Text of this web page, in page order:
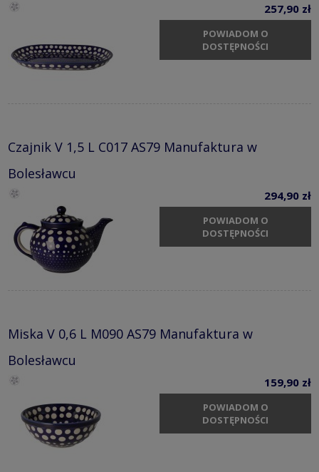
257,90 zł
POWIADOM O
DOSTĘPNOŚCI
Czajnik V 1,5 L C017 AS79 Manufaktura w
Bolesławcu
294,90 zł
POWIADOM O
DOSTĘPNOŚCI
Miska V 0,6 L M090 AS79 Manufaktura w
Bolesławcu
159,90 zł
POWIADOM O
DOSTĘPNOŚCI